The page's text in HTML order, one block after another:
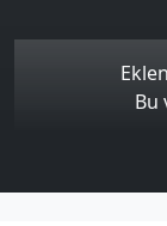
Bu